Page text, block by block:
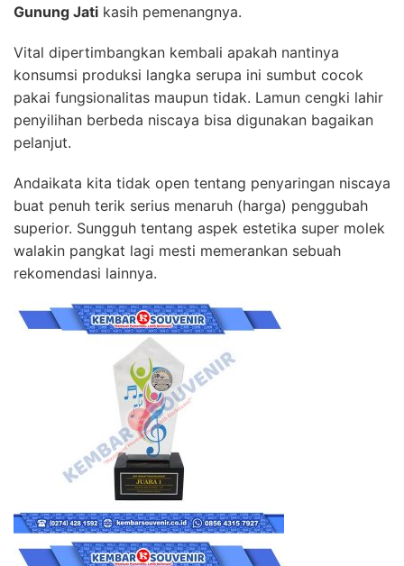
Gunung Jati kasih pemenangnya.
Vital dipertimbangkan kembali apakah nantinya
konsumsi produksi langka serupa ini sumbut cocok
pakai fungsionalitas maupun tidak. Lamun cengki lahir
penyilihan berbeda niscaya bisa digunakan bagaikan
pelanjut.
Andaikata kita tidak open tentang penyaringan niscaya
buat penuh terik serius menaruh (harga) penggubah
superior. Sungguh tentang aspek estetika super molek
walakin pangkat lagi mesti memerankan sebuah
rekomendasi lainnya.